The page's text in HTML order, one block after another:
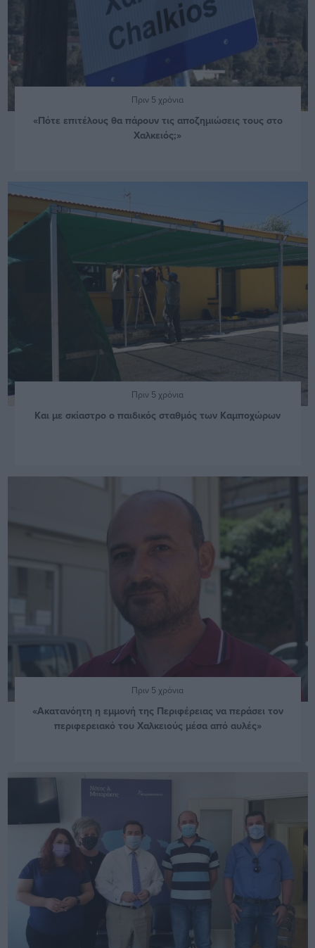
Πριν 5 χρόνια
«Πότε επιτέλους θα πάρουν τις αποζημιώσεις τους στο
Χαλκειός;»
Πριν 5 χρόνια
Και με σκίαστρο ο παιδικός σταθμός των Καμποχώρων
Πριν 5 χρόνια
«Ακατανόητη η εμμονή της Περιφέρειας να περάσει τον
περιφερειακό του Χαλκειούς μέσα από αυλές»